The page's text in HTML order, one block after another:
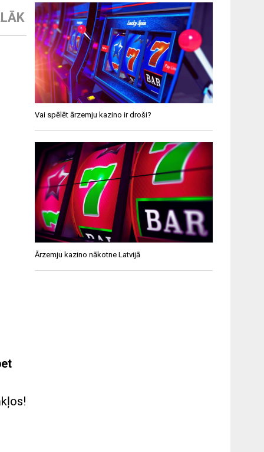
Vai spēlēt ārzemju kazino ir droši?
Ārzemju kazino nākotne Latvijā